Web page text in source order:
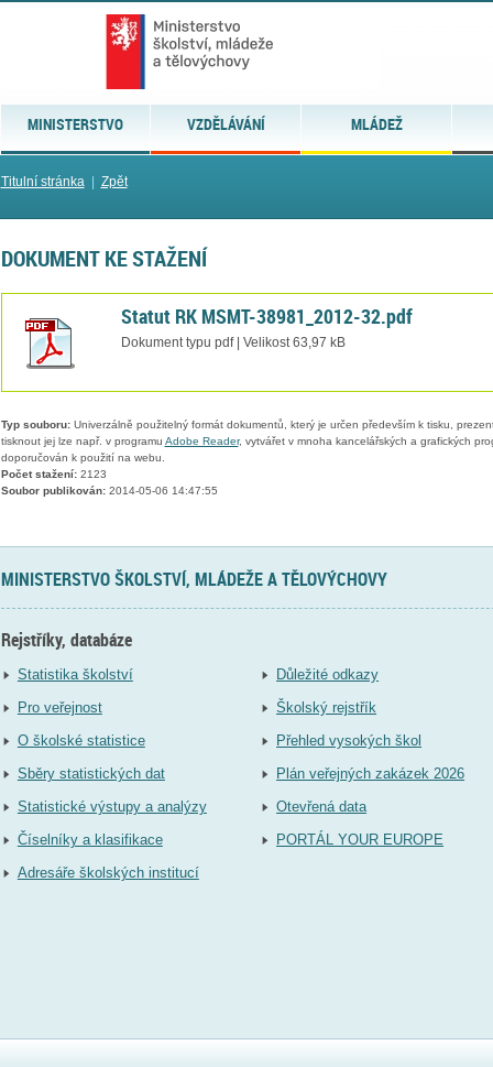
MINISTERSTVO VZDĚLÁVÁNÍ MLÁDEŽ
Titulní stránka| Zpět
DOKUMENT KE STAŽENÍ
Statut RK MSMT-38981_2012-32.pdf
Dokument typu pdf | Velikost 63,97 kB
Typ souboru:Univerzálně použitelný formát dokumentů, který je určen především k tisku,
tisknout jej lze např. v programu Adobe Reader, vytvářet v mnoha kancelářských a grafických
doporučován k použití na webu.
Počet stažení:2123
Soubor publikován:2014-05-06 14:47:55
MINISTERSTVO ŠKOLSTVÍ, MLÁDEŽE A TĚLOVÝCHOVY
Rejstříky, databáze
Statistika školství
Pro veřejnost
O školské statistice
Sběry statistických dat
Statistické výstupy a analýzy
Číselníky a klasifikace
Adresáře školských institucí
Důležité odkazy
Školský rejstřík
Přehled vysokých škol
Plán veřejných zakázek 2026
Otevřená data
PORTÁL YOUR EUROPE